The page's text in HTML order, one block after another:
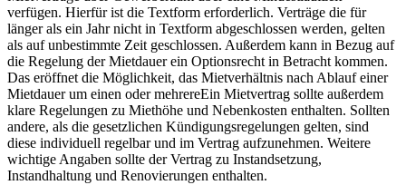
verfügen. Hierfür ist die Textform erforderlich. Verträge die für
länger als ein Jahr nicht in Textform abgeschlossen werden, gelten
als auf unbestimmte Zeit geschlossen. Außerdem kann in Bezug auf
die Regelung der Mietdauer ein Optionsrecht in Betracht kommen.
Das eröffnet die Möglichkeit, das Mietverhältnis nach Ablauf einer
Mietdauer um einen oder mehrereEin Mietvertrag sollte außerdem
klare Regelungen zu Miethöhe und Nebenkosten enthalten. Sollten
andere, als die gesetzlichen Kündigungsregelungen gelten, sind
diese individuell regelbar und im Vertrag aufzunehmen. Weitere
wichtige Angaben sollte der Vertrag zu Instandsetzung,
Instandhaltung und Renovierungen enthalten.